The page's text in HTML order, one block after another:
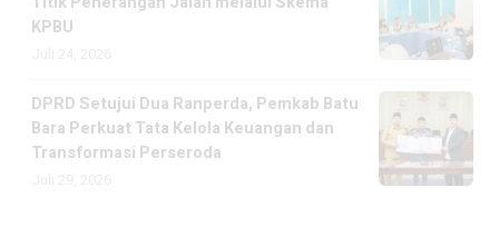
KPBU
DPRD Setujui Dua Ranperda, Pemkab Batu
Bara Perkuat Tata Kelola Keuangan dan
Transformasi Perseroda